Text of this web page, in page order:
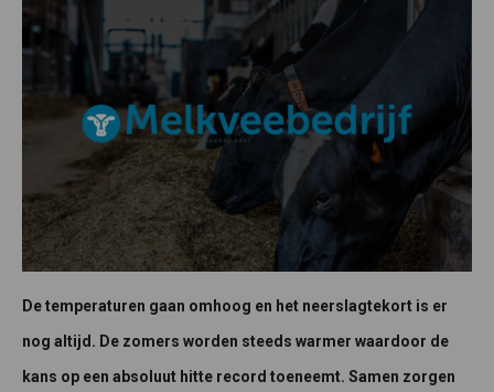
De temperaturen gaan omhoog en het neerslagtekort is er
nog altijd. De zomers worden steeds warmer waardoor de
kans op een absoluut hitte record toeneemt. Samen zorgen